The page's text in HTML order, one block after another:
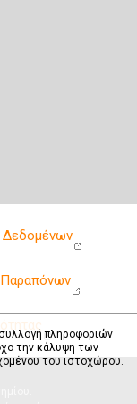
Παραπόνων
πληροφοριών
την κάλυψη των
του ιστοχώρου.